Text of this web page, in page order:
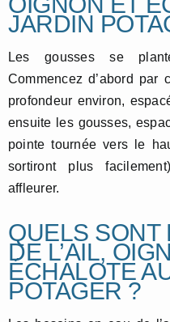
JARDIN
Les gousses se
Commencez d’abord
profondeur environ,
ensuite les gousses,
pointe tournée vers le
sortiront plus
affleurer.
QUELS SONT
DE L’AIL,
ÉCHALOTE
POTAGER ?